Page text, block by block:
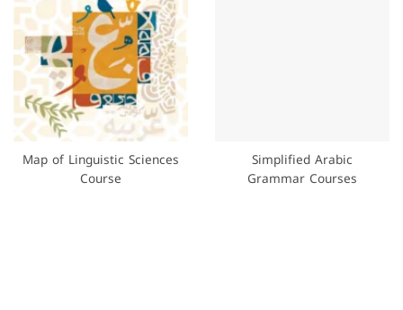
Map of Linguistic Sciences
Course
Simplified Arabic
Grammar Courses